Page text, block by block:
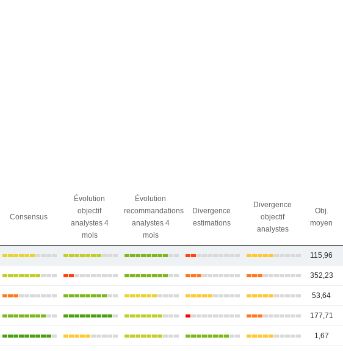
Consensus
Évolution
objectif
analystes 4
mois
Évolution
recommandations
analystes 4
mois
Divergence
estimations
Divergence
objectif
analystes
Obj.
moyen
115,96
352,23
53,64
177,71
1,67